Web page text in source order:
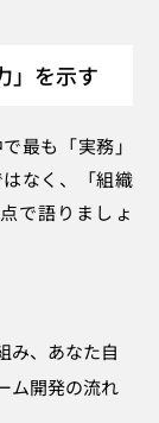
」を示す
最も「実務」
なく、「組織
で語りましょ
み、あなた自
ム開発の流れ